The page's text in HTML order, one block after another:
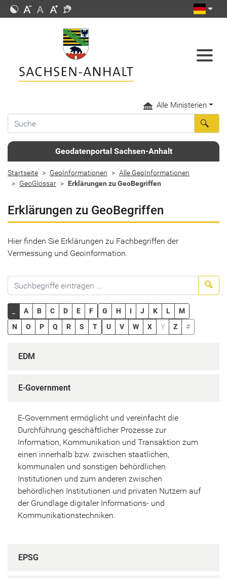
Alle Ministerien
Geodatenportal Sachsen-Anhalt
Startseite GeoInformationen
Alle GeoInformationen
GeoGlossar
Erklärungen zu GeoBegriffen
Erklärungen zu GeoBegriffen
Hier finden Sie Erklärungen zu Fachbegriffen der
Vermessung und Geoinformation.
A B C D E F G H I J K L
M
N
O P Q R S T U V W X Y Z #
EDM
E-Government
E-Government ermöglicht und vereinfacht die
Durchführung geschäftlicher Prozesse zur
Information, Kommunikation und Transaktion zum
einen innerhalb bzw. zwischen staatlichen,
kommunalen und sonstigen behördlichen
Institutionen und zum anderen zwischen
behördlichen Institutionen und privaten Nutzern auf
der Grundlage digitaler Informations- und
Kommunikationstechniken.
EPSG